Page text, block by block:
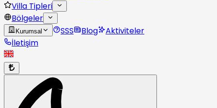
Villa Tipleri
Bölgeler
Kurumsal SSS Blog
Aktiviteler
İletişim